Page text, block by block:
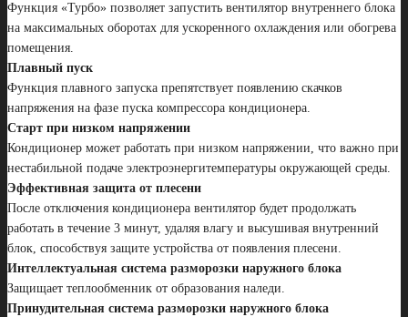
Функция «Турбо» позволяет запустить вентилятор внутреннего блока
на максимальных оборотах для ускоренного охлаждения или обогрева
помещения.
Плавный пуск
Функция плавного запуска препятствует появлению скачков
напряжения на фазе пуска компрессора кондиционера.
Старт при низком напряжении
Кондиционер может работать при низком напряжении, что важно при
нестабильной подаче электроэнергитемпературы окружающей среды.
Эффективная защита от плесени
После отключения кондиционера вентилятор будет продолжать
работать в течение 3 минут, удаляя влагу и высушивая внутренний
блок, способствуя защите устройства от появления плесени.
Интеллектуальная система разморозки наружного блока
Защищает теплообменник от образования наледи.
Принудительная система разморозки наружного блока